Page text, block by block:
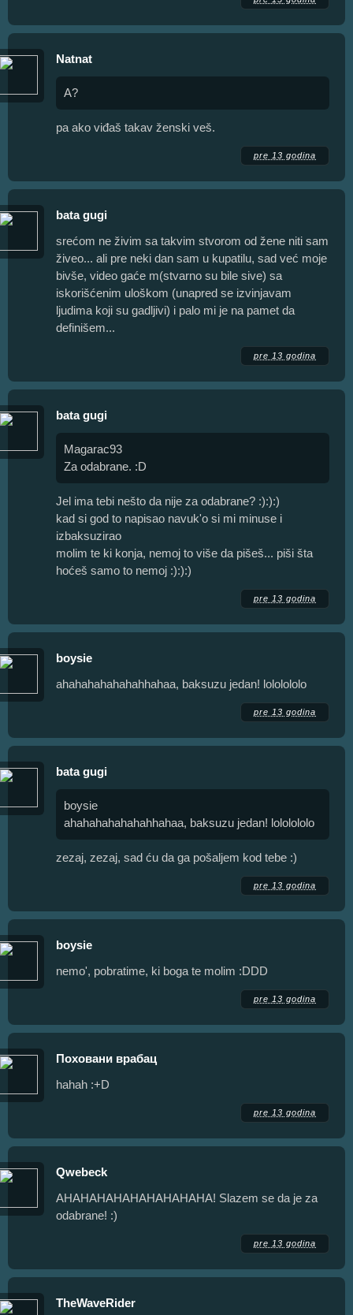
Natnat
A?
pa ako viđaš takav ženski veš.
pre 13 godina
bata gugi
srećom ne živim sa takvim stvorom od žene niti sam
živeo... ali pre neki dan sam u kupatilu, sad već moje
bivše, video gaće m(stvarno su bile sive) sa
iskorišćenim uloškom (unapred se izvinjavam
ljudima koji su gadljivi) i palo mi je na pamet da
definišem...
pre 13 godina
bata gugi
Magarac93
Za odabrane. :D
Jel ima tebi nešto da nije za odabrane? :):):)
kad si god to napisao navuk'o si mi minuse i
izbaksuzirao
molim te ki konja, nemoj to više da pišeš... piši šta
hoćeš samo to nemoj :):):)
pre 13 godina
boysie
ahahahahahahahhahaa, baksuzu jedan! lololololo
pre 13 godina
bata gugi
boysie
ahahahahahahahhahaa, baksuzu jedan! lololololo
zezaj, zezaj, sad ću da ga pošaljem kod tebe :)
pre 13 godina
boysie
nemo', pobratime, ki boga te molim :DDD
pre 13 godina
Поховани врабац
hahah :+D
pre 13 godina
Qwebeck
AHAHAHAHAHAHAHAHAHA! Slazem se da je za
odabrane! :)
pre 13 godina
TheWaveRider